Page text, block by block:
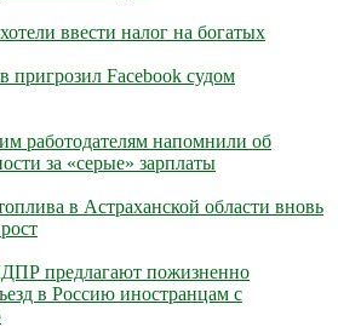
ввести налог на богатых
пригрозил Facebook судом
работодателям напомнили об
за «серые» зарплаты
в Астраханской области вновь
предлагают пожизненно
в Россию иностранцам с